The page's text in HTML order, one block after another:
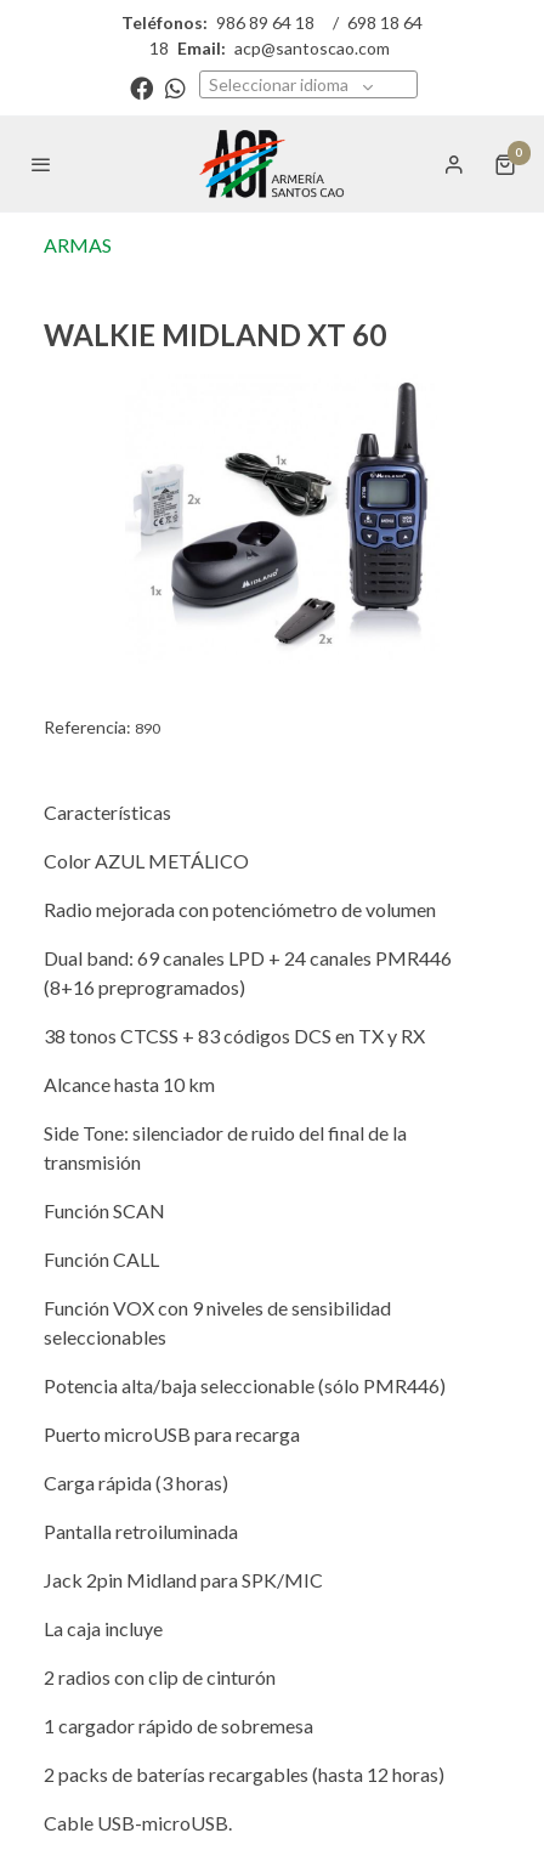
Teléfonos: 986 89 64 18 / 698 18 64
18 Email: acp@santoscao.com
Seleccionar idioma
0
ARMAS
WALKIE MIDLAND XT 60
Referencia: 890
Características
Color AZUL METÁLICO
Radio mejorada con potenciómetro de volumen
Dual band: 69 canales LPD + 24 canales PMR446
(8+16 preprogramados)
38 tonos CTCSS + 83 códigos DCS en TX y RX
Alcance hasta 10 km
Side Tone: silenciador de ruido del final de la
transmisión
Función SCAN
Función CALL
Función VOX con 9 niveles de sensibilidad
seleccionables
Potencia alta/baja seleccionable (sólo PMR446)
Puerto microUSB para recarga
Carga rápida (3 horas)
Pantalla retroiluminada
Jack 2pin Midland para SPK/MIC
La caja incluye
2 radios con clip de cinturón
1 cargador rápido de sobremesa
2 packs de baterías recargables (hasta 12 horas)
Cable USB-microUSB.